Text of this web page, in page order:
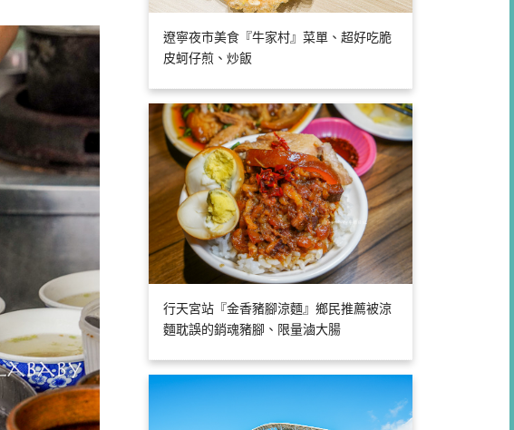
遼寧夜市美食『牛家村』菜單、超好吃脆
皮蚵仔煎、炒飯
行天宮站『金香豬腳涼麵』鄉民推薦被涼
麵耽誤的銷魂豬腳、限量滷大腸